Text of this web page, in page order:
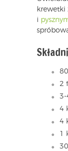
krewetki
i
2
3-
4
4